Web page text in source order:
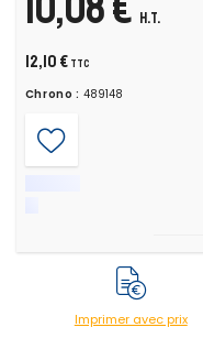
H.T.
12,10 € TTC
Chrono : 489148
Imprimer avec prix